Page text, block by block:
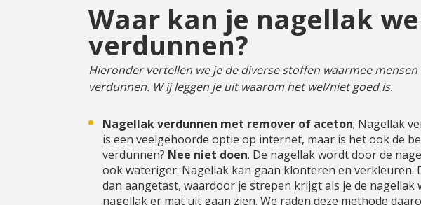
Waar kan je nagellak
verdunnen?
Hieronder vertellen we je de diverse stoffen waarmee
verdunnen. W ij leggen je uit waarom het wel/niet goed is.
Nagellak verdunnen met remover of aceton; Nagellak
is een veelgehoorde optie op internet, maar is het ook de
verdunnen? Nee niet doen. De nagellak wordt door de
ook wateriger. Nagellak kan gaan klonteren en verkleuren.
dan aangetast, waardoor je strepen krijgt als je de nagellak
nagellak er mat uit gaan zien. We raden deze methode